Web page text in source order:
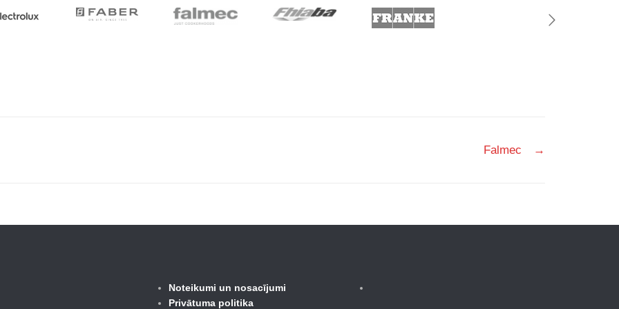
Falmec →
Noteikumi un nosacījumi
Privātuma politika